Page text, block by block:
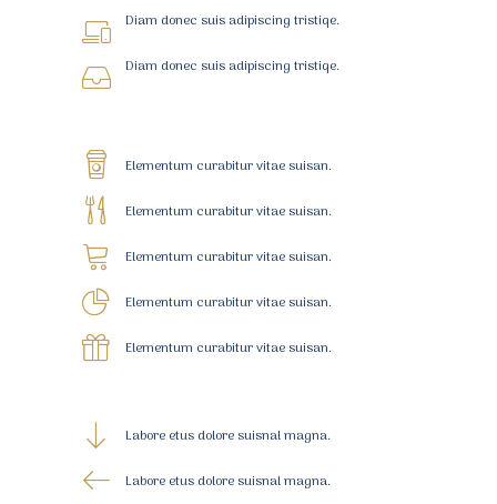
Diam donec suis adipiscing tristiqe.
Diam donec suis adipiscing tristiqe.
Elementum curabitur vitae suisan.
Elementum curabitur vitae suisan.
Elementum curabitur vitae suisan.
Elementum curabitur vitae suisan.
Elementum curabitur vitae suisan.
Labore etus dolore suisnal magna.
Labore etus dolore suisnal magna.